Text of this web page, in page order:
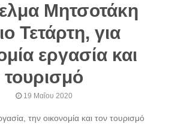
Μητσοτάκη
Τετάρτη, για
εργασία και
τουρισμό
19 Μαΐου 2020
την οικονομία και τον τουρισμό